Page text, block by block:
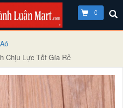
0
Chịu Lực Tốt Gía Rẻ